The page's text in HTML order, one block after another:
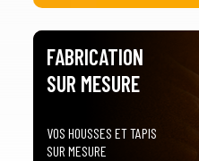
FABRICATION
SUR MESURE
VOS HOUSSES ET TAPIS
SUR MESURE